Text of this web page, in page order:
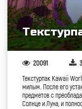
20091
Текстурпак Kawaii
милым. После его
предметов с
Солнце и Луна, и